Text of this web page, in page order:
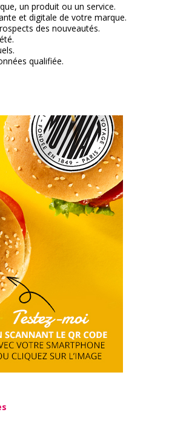
un produit ou un service.
et digitale de votre marque.
des nouveautés.
qualifiée.